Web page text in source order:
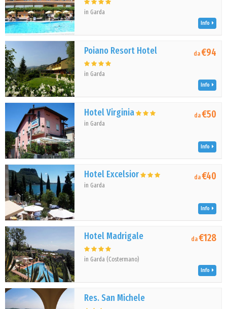
in Garda
Info
Poiano Resort Hotel
in Garda
da€94
Info
Hotel Virginia
in Garda
da€50
Info
Hotel Excelsior
in Garda
da€40
Info
Hotel Madrigale
in Garda (Costermano)
da€128
Info
Res. San Michele